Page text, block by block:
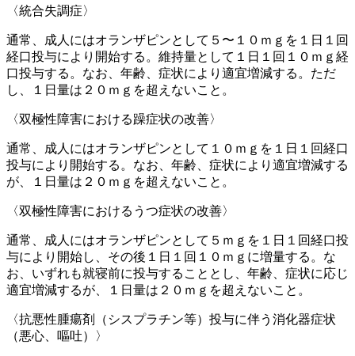
〈統合失調症〉
通常、成人にはオランザピンとして５〜１０ｍｇを１日１回
経口投与により開始する。維持量として１日１回１０ｍｇ経
口投与する。なお、年齢、症状により適宜増減する。ただ
し、１日量は２０ｍｇを超えないこと。
〈双極性障害における躁症状の改善〉
通常、成人にはオランザピンとして１０ｍｇを１日１回経口
投与により開始する。なお、年齢、症状により適宜増減する
が、１日量は２０ｍｇを超えないこと。
〈双極性障害におけるうつ症状の改善〉
通常、成人にはオランザピンとして５ｍｇを１日１回経口投
与により開始し、その後１日１回１０ｍｇに増量する。な
お、いずれも就寝前に投与することとし、年齢、症状に応じ
適宜増減するが、１日量は２０ｍｇを超えないこと。
〈抗悪性腫瘍剤（シスプラチン等）投与に伴う消化器症状
（悪心、嘔吐）〉